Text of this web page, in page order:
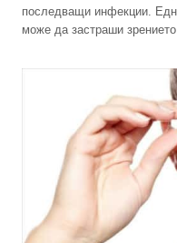
последващи инфекции.
може да застраши